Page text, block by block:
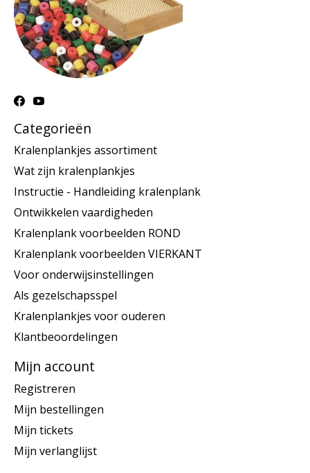
Categorieën
Kralenplankjes assortiment
Wat zijn kralenplankjes
Instructie - Handleiding kralenplank
Ontwikkelen vaardigheden
Kralenplank voorbeelden ROND
Kralenplank voorbeelden VIERKANT
Voor onderwijsinstellingen
Als gezelschapsspel
Kralenplankjes voor ouderen
Klantbeoordelingen
Mijn account
Registreren
Mijn bestellingen
Mijn tickets
Mijn verlanglijst